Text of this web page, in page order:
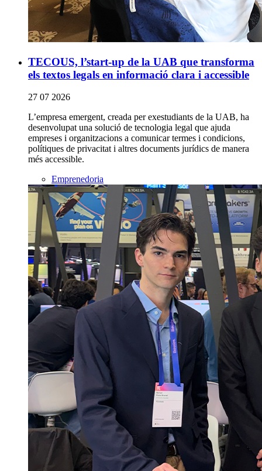
TECOUS, l’start-up de la UAB que transforma
els textos legals en informació clara i accessible
27 07 2026
L’empresa emergent, creada per exestudiants de la UAB, ha
desenvolupat una solució de tecnologia legal que ajuda
empreses i organitzacions a comunicar termes i condicions,
polítiques de privacitat i altres documents jurídics de manera
més accessible.
Emprenedoria